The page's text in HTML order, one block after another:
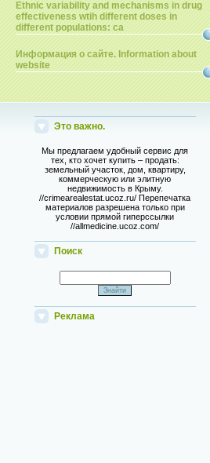
Ethnic variability and mechanisms in drug
effectiveness wtih different doses in
different populations: ca
Информация о сайте. Information about
website
Это важно.
Мы предлагаем удобный сервис для
тех, кто хочет купить – продать:
земельный участок, дом, квартиру,
коммерческую или элитную
недвижимость в Крыму.
//crimearealestat.ucoz.ru/ Перепечатка
материалов разрешена только при
условии прямой гиперссылки
//allmedicine.ucoz.com/
Поиск
Реклама